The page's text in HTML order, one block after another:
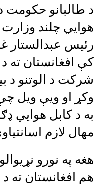
د طالبانو حکومت
هوايي چلند
رئیس عبدالستار
کې افغانستان ته
شرکت د الوتنو د
وکړ او ویې ویل
به د کابل هوايي
مهال لازم
هغه په نورو
هم افغانستان ته